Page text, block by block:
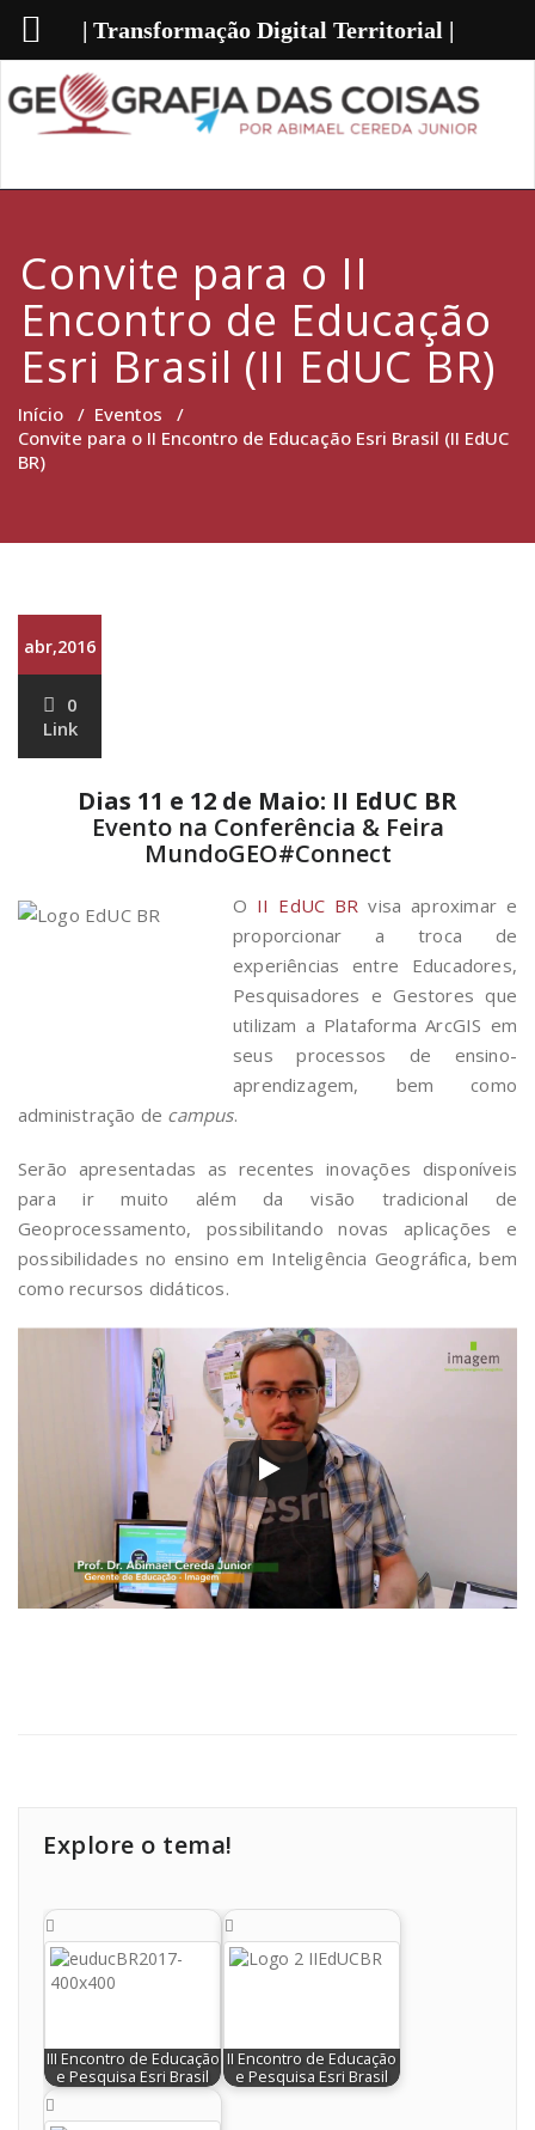
Convite para o II
Encontro de Educação
Esri Brasil (II EdUC BR)
Início / Eventos /
Convite para o II Encontro de Educação Esri Brasil (II EdUC
BR)
abr,2016
0
Link
Dias 11 e 12 de Maio: II EdUC BR
Evento na Conferência & Feira
MundoGEO#Connect
O II EdUC BR visa aproximar e
proporcionar a troca de
experiências entre Educadores,
Pesquisadores e Gestores que
utilizam a Plataforma ArcGIS em
seus processos de ensino-
aprendizagem, bem como
administração de campus.
Serão apresentadas as recentes inovações disponíveis
para ir muito além da visão tradicional de
Geoprocessamento, possibilitando novas aplicações e
possibilidades no ensino em Inteligência Geográfica, bem
como recursos didáticos.
Explore o tema!
III Encontro de Educação
e Pesquisa Esri Brasil
II Encontro de Educação
e Pesquisa Esri Brasil
| Transformação Digital Territorial |